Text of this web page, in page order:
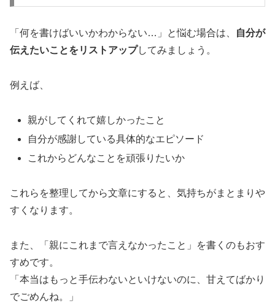
「何を書けばいいかわからない…」と悩む場合は、
自分が
伝えたいことをリストアップしてみましょう。
例えば、
親がしてくれて嬉しかったこと
自分が感謝している具体的なエピソード
これからどんなことを頑張りたいか
これらを整理してから文章にすると、気持ちがまとまりや
すくなります。
また、「親にこれまで言えなかったこと」を書くのもおす
すめです。
「本当はもっと手伝わないといけないのに、甘えてばかり
でごめんね。」